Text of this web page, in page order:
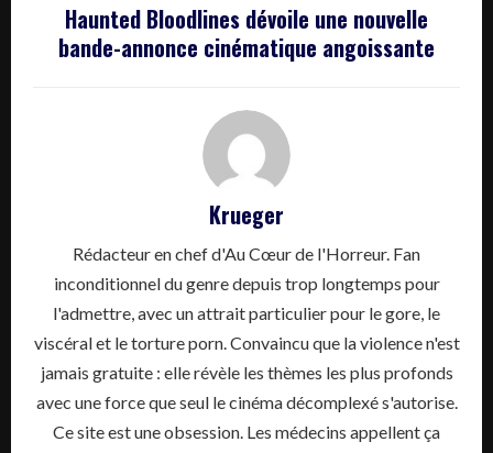
Haunted Bloodlines dévoile une nouvelle
bande-annonce cinématique angoissante
Krueger
Rédacteur en chef d'Au Cœur de l'Horreur. Fan
inconditionnel du genre depuis trop longtemps pour
l'admettre, avec un attrait particulier pour le gore, le
viscéral et le torture porn. Convaincu que la violence n'est
jamais gratuite : elle révèle les thèmes les plus profonds
avec une force que seul le cinéma décomplexé s'autorise.
Ce site est une obsession. Les médecins appellent ça